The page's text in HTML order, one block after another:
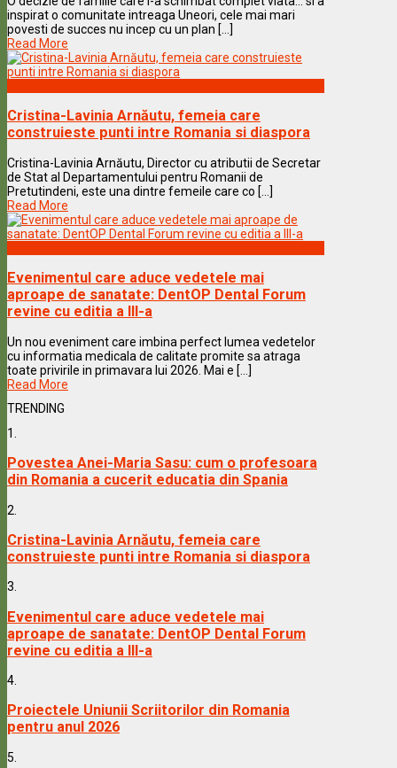
inspirat o comunitate intreaga Uneori, cele mai mari
povesti de succes nu incep cu un plan [...]
Read More
Cristina-Lavinia Arnăutu, femeia care
construieste punti intre Romania si diaspora
Cristina-Lavinia Arnăutu, Director cu atributii de Secretar
de Stat al Departamentului pentru Romanii de
Pretutindeni, este una dintre femeile care co [...]
Read More
Evenimentul care aduce vedetele mai
aproape de sanatate: DentOP Dental Forum
revine cu editia a III-a
Un nou eveniment care imbina perfect lumea vedetelor
cu informatia medicala de calitate promite sa atraga
toate privirile in primavara lui 2026. Mai e [...]
Read More
TRENDING
1.
Povestea Anei-Maria Sasu: cum o profesoara
din Romania a cucerit educatia din Spania
2.
Cristina-Lavinia Arnăutu, femeia care
construieste punti intre Romania si diaspora
3.
Evenimentul care aduce vedetele mai
aproape de sanatate: DentOP Dental Forum
revine cu editia a III-a
4.
Proiectele Uniunii Scriitorilor din Romania
pentru anul 2026
5.